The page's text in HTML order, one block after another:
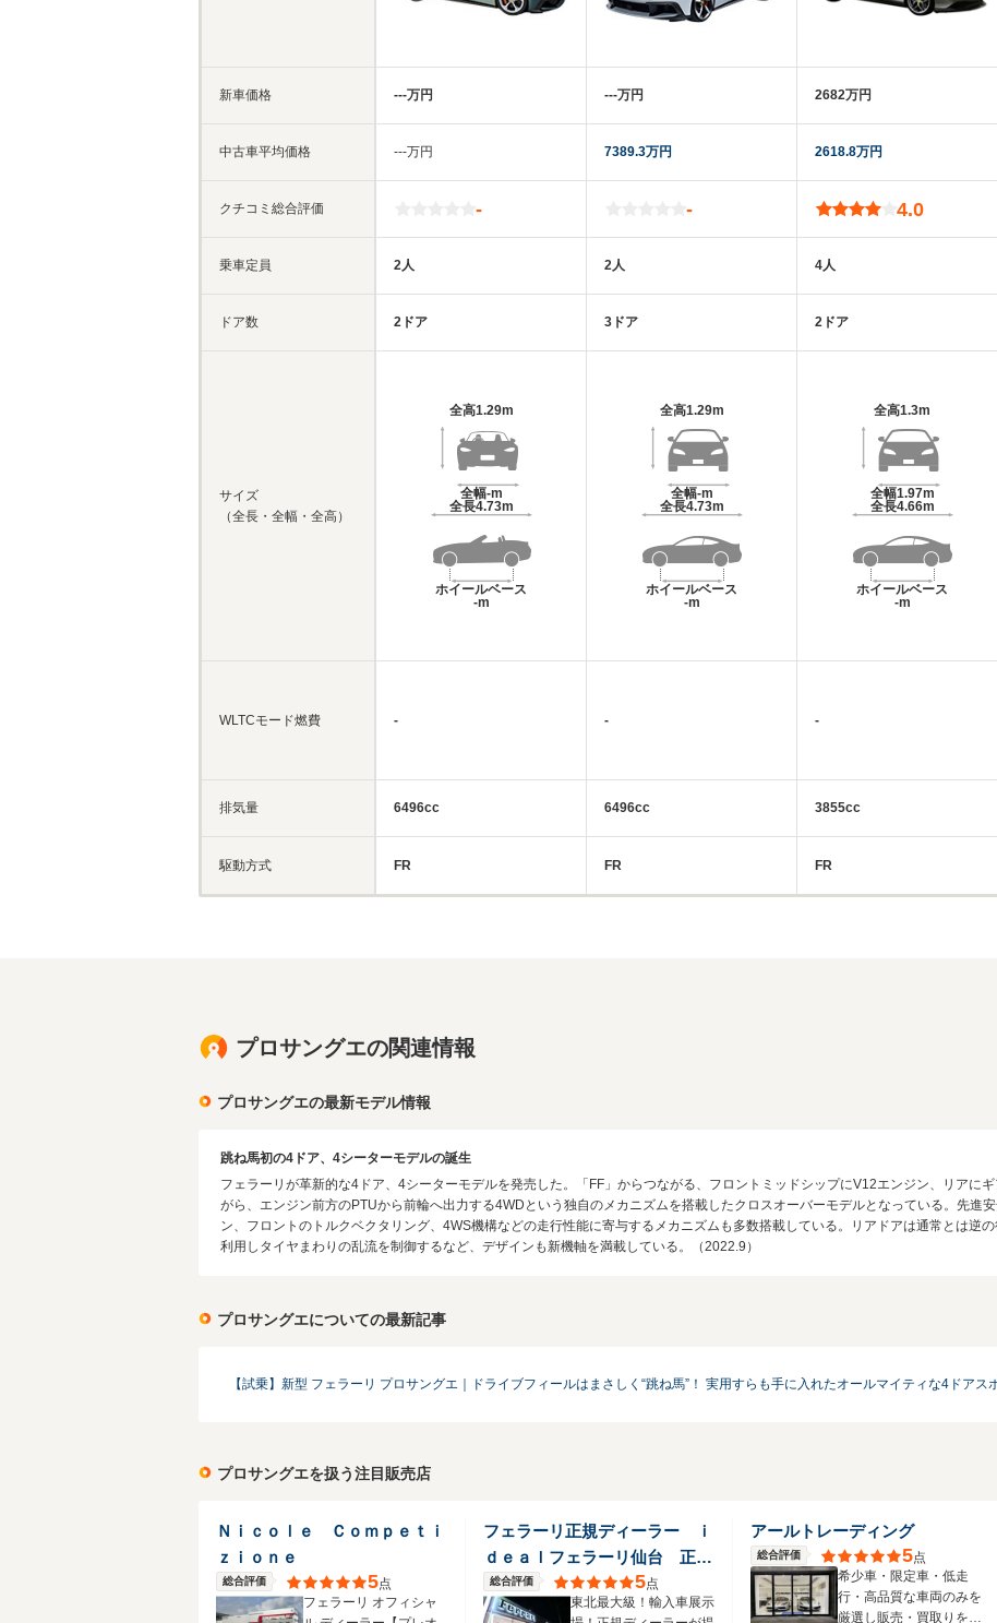
新車価格
中古車平均価格
クチコミ総合評価
乗車定員
ドア数
サイズ
（全長・全幅・全高）
WLTCモード燃費
排気量
駆動方式
‐‐‐万円
‐‐‐万円
-
2人
2ドア
全高1.29m
全幅-m
全長4.73m
ホイールベース
-m
-
6496cc
FR
‐‐‐万円
7389.3万円
-
2人
3ドア
全高1.29m
全幅-m
全長4.73m
ホイールベース
-m
-
6496cc
FR
2682万円
2618.8万円
4.0
4人
2ドア
全高1.3m
全幅1.97m
全長4.66m
ホイールベース
-m
-
3855cc
FR
プロサングエの関連情報
プロサングエの最新モデル情報
跳ね馬初の4ドア、4シーターモデルの誕生
フェラーリが革新的な4ドア、4シーターモデルを発売した。「FF」からつながる、フロントミッドシップにV12エンジン、リアに
がら、エンジン前方のPTUから前輪へ出力する4WDという独自のメカニズムを搭載したクロスオーバーモデルとなっている。先進
ン、フロントのトルクベクタリング、4WS機構などの走行性能に寄与するメカニズムも多数搭載している。リアドアは通常とは逆
利用しタイヤまわりの乱流を制御するなど、デザインも新機軸を満載している。（2022.9）
プロサングエについての最新記事
【試乗】新型 フェラーリ プロサングエ｜ドライブフィールはまさしく“跳ね馬”！ 実用すらも手に入れたオールマイティな4ドアス
プロサングエを扱う注目販売店
Ｎｉｃｏｌｅ Ｃｏｍｐｅｔｉ
ｚｉｏｎｅ
総合評価 5点
フェラーリ オフィシャ
フェラーリ正規ディーラー ｉ
ｄｅａｌフェラーリ仙台 正規
サービスセンター
総合評価 5点
東北最大級！輸入車展示
アールトレーディング
総合評価 5点
希少車・限定車・低走
行・高品質な車両のみを
厳選し販売・買取りを行